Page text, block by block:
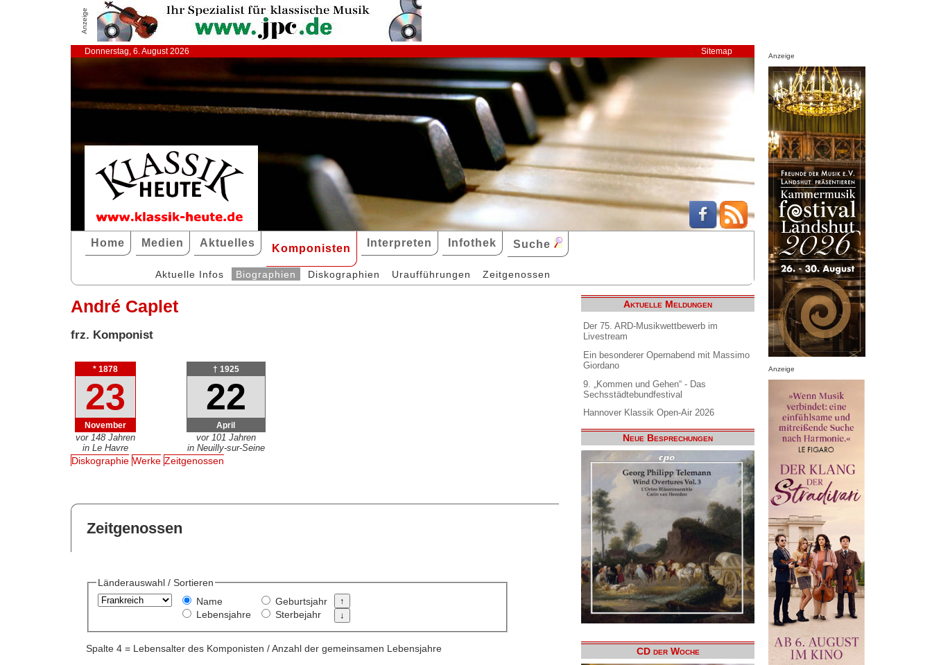
Anzeige
Donnerstag, 6. August 2026 Sitemap
Home Medien Aktuelles Komponisten Interpreten Infothek Suche
Aktuelle Infos Biographien Diskographien Uraufführungen Zeitgenossen
André Caplet
frz. Komponist
* 1878
23
November
vor 148 Jahren
in Le Havre
† 1925
22
April
vor 101 Jahren
in Neuilly-sur-Seine
Diskographie Werke Zeitgenossen
Zeitgenossen
Länderauswahl / Sortieren
Name
Lebensjahre
Geburtsjahr
Sterbejahr
Spalte 4 = Lebensalter des Komponisten / Anzahl der gemeinsamen Lebensjahre
Aktuelle Meldungen
Der 75. ARD-Musikwettbewerb im
Livestream
Ein besonderer Opernabend mit Massimo
Giordano
9. „Kommen und Gehen“ - Das
Sechsstädtebundfestival
Hannover Klassik Open-Air 2026
Neue Besprechungen
CD der Woche
Anzeige
Anzeige